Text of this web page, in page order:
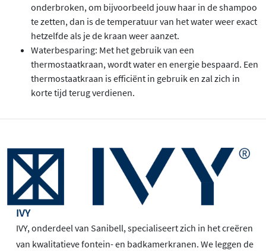
onderbroken, om bijvoorbeeld jouw haar in de shampoo
te zetten, dan is de temperatuur van het water weer exact
hetzelfde als je de kraan weer aanzet.
Waterbesparing: Met het gebruik van een
thermostaatkraan, wordt water en energie bespaard. Een
thermostaatkraan is efficiënt in gebruik en zal zich in
korte tijd terug verdienen.
IVY
IVY, onderdeel van Sanibell, specialiseert zich in het creëren
van kwalitatieve fontein- en badkamerkranen. We leggen de